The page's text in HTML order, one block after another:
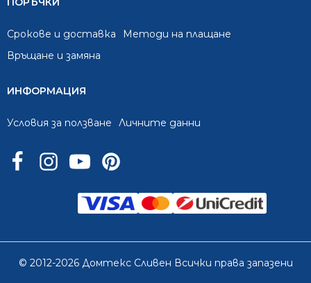
Срокове и доставка
Методи на плащане
Връщане и замяна
ИНФОРМАЦИЯ
Условия за ползване Личните данни
© 2012-2026 Домтекс Сливен Всички права запазени